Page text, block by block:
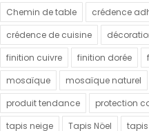
Chemin de table
crédence
crédence de cuisine
finition cuivre
finition dorée
mosaïque
mosaïque naturel
produit tendance
protection
tapis neige
Tapis Nöel